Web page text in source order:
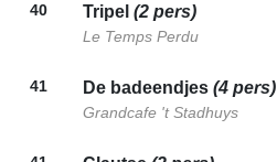
40 Tripel (2 pers)
Le Temps Perdu
41 De badeendjes (4 pers)
Grandcafe 't Stadhuys